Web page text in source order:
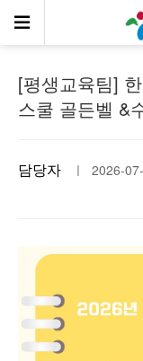
[평생교육팀]
스쿨 골든벨 &
담당자 ㅣ 2026-